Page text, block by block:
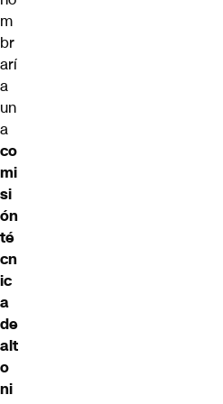
m
br
arí
a
un
a
co
mi
si
ón
té
cn
ic
a
de
alt
o
ni